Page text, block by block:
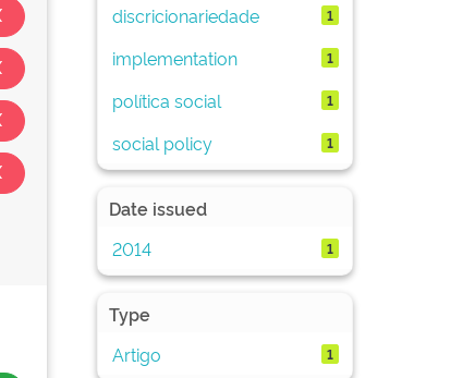
discricionariedade 1
implementation 1
política social 1
social policy 1
Date issued
2014
1
Type
Artigo
1